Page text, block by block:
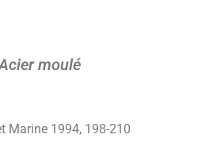
moulé
Marine 1994, 198-210